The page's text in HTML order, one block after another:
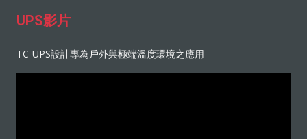
UPS影片
TC-UPS設計專為戶外與極端溫度環境之應用